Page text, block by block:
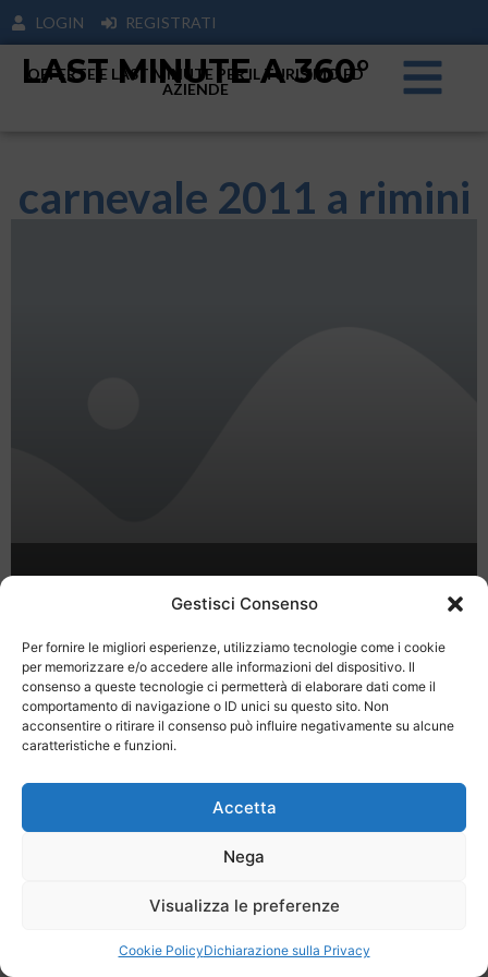
Gestisci Consenso
Per fornire le migliori esperienze, utilizziamo tecnologie come i cookie
per memorizzare e/o accedere alle informazioni del dispositivo. Il
consenso a queste tecnologie ci permetterà di elaborare dati come il
comportamento di navigazione o ID unici su questo sito. Non
acconsentire o ritirare il consenso può influire negativamente su alcune
caratteristiche e funzioni.
Accetta
Nega
Visualizza le preferenze
Cookie PolicyDichiarazione sulla Privacy
LOGIN REGISTRATI
LAST MINUTE A 360°
OFFERTE E LAST MINUTE PER IL TURISIMO ED
AZIENDE
carnevale 2011 a rimini
Last Minute
Registrati Contatti
SPECIALE LAST MINUTE - SH WEB